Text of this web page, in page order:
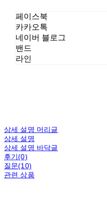
페이스북
카카오톡
네이버 블로그
밴드
라인
상세 설명 머리글
상세 설명
상세 설명 바닥글
후기(0)
질문(10)
관련 상품